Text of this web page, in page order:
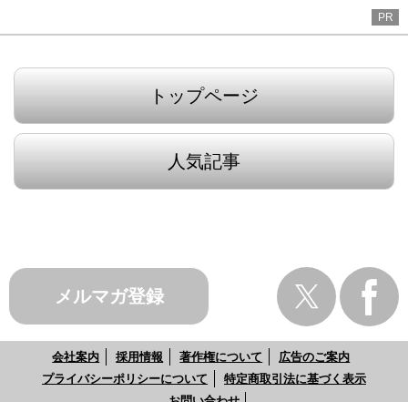
PR
トップページ
人気記事
メルマガ登録
会社案内 採用情報 著作権について
広告のご案内
プライバシーポリシーについて
特定商取引法に基づく表示